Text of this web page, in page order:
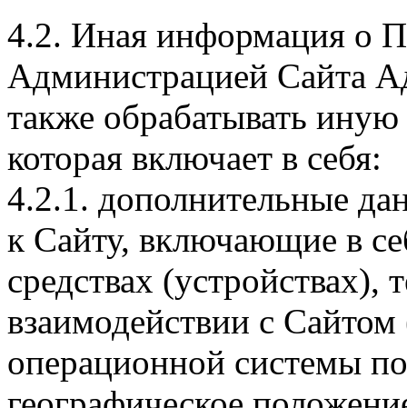
4.2. Иная информация о
Администрацией Сайта
также обрабатывать
которая включает в себя:
4.2.1. дополнительные
к Сайту, включающие в
средствах (устройствах),
взаимодействии с
операционной системы